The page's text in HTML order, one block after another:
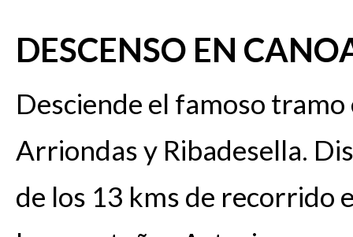
DESCENSO EN
Desciende el famoso
Arriondas y Ribadesella.
de los 13 kms de recorrido